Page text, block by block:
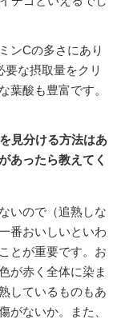
ンCの多さにあり
な摂取量をクリ
葉酸も豊富です。
見分ける方法はあ
あったら教えてく
いので（追熟しな
番おいしいといわ
とが重要です。お
が赤く全体に染ま
しているものもあ
がないか。また、